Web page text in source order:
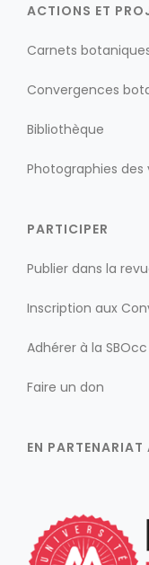
ACTIONS ET
Carnets
Convergences
Bibliothèque
Photographies des
PARTICIPER
Publier dans la
Inscription aux
Adhérer à la SBOcc
Faire un don
EN PARTENARIAT